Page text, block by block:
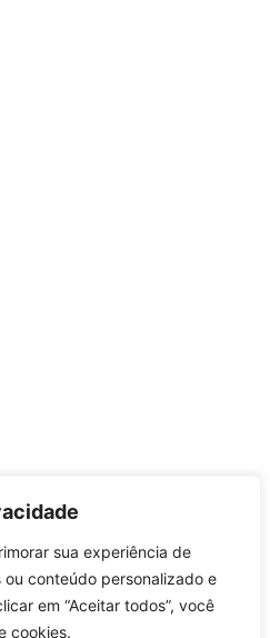
sua experiência de
conteúdo personalizado e
em “Aceitar todos”, você
cookies.